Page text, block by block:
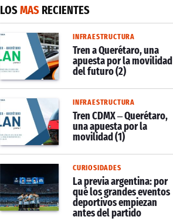
LOSMAS RECIENTES
INFRAESTRUCTURA
Tren a Querétaro, una
apuesta por la movilidad
del futuro (2)
INFRAESTRUCTURA
Tren CDMX – Querétaro,
una apuesta por la
movilidad (1)
CURIOSIDADES
La previa argentina: por
qué los grandes eventos
deportivos empiezan
antes del partido